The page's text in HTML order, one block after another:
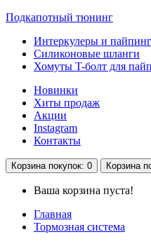
Подкапотный тюнинг
Интеркулеры и
Силиконовые шланги
Хомуты T-болт для
Новинки
Хиты продаж
Акции
Instagram
Контакты
Корзина покупок: 0 Корзина
Ваша корзина пуста!
Главная
Тормозная система